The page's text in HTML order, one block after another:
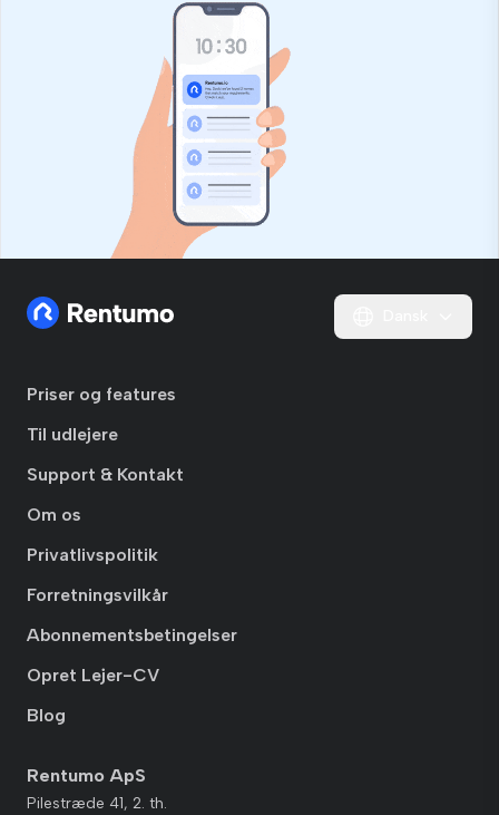
Priser og features
Til udlejere
Support & Kontakt
Om os
Privatlivspolitik
Forretningsvilkår
Abonnementsbetingelser
Opret Lejer-CV
Blog
Rentumo ApS
Pilestræde 41, 2. th.